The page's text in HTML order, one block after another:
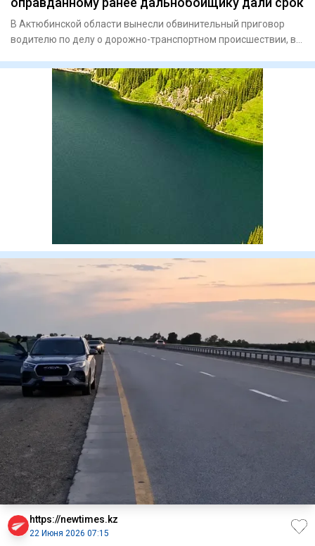
В Актюбинской области вынесли обвинительный приговор
водителю по делу о дорожно-транспортном происшествии, в
https://newtimes.kz
22 Июня 2026 07:15